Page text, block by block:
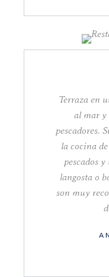
Terraza en
al mar y
pescadores.
la cocina
pescados
langosta o
son muy